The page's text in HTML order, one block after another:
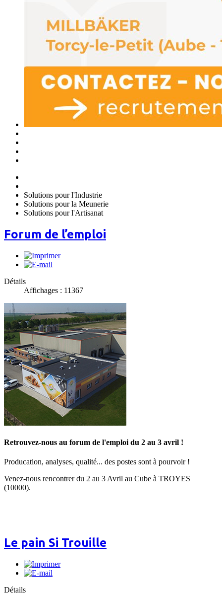
Solutions pour l'Industrie
Solutions pour la Meunerie
Solutions pour l'Artisanat
Forum de l’emploi
Détails
Affichages : 11367
Retrouvez-nous au forum de l'emploi du 2 au 3 avril !
Producation, analyses, qualité... des postes sont à pourvoir !
Venez-nous rencontrer du 2 au 3 Avril au Cube à TROYES
(10000).
Le pain Si Trouille
Détails